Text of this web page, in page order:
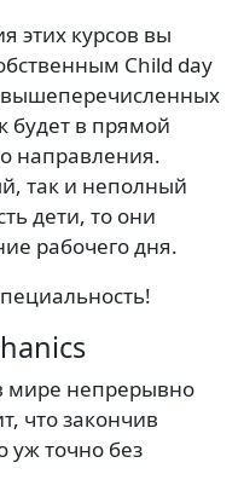
этих курсов вы
Child day
вышеперечисленных
будет в прямой
направления.
так и неполный
дети, то они
рабочего дня.
мире непрерывно
что закончив
уж точно без